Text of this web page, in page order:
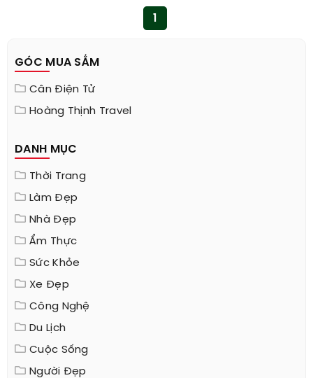
GÓC MUA SẮM
Cân Điện Tử
Hoàng Thịnh Travel
DANH MỤC
Thời Trang
Làm Đẹp
Nhà Đẹp
Ẩm Thực
Sức Khỏe
Xe Đẹp
Công Nghệ
Du Lịch
Cuộc Sống
Người Đẹp